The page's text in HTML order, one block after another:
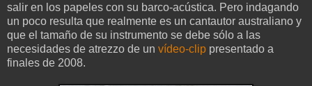
salir en los papeles con su barco-acústica. Pero indagando
un poco resulta que realmente es un cantautor australiano y
que el tamaño de su instrumento se debe sólo a las
necesidades de atrezzo de un vídeo-clip presentado a
finales de 2008.